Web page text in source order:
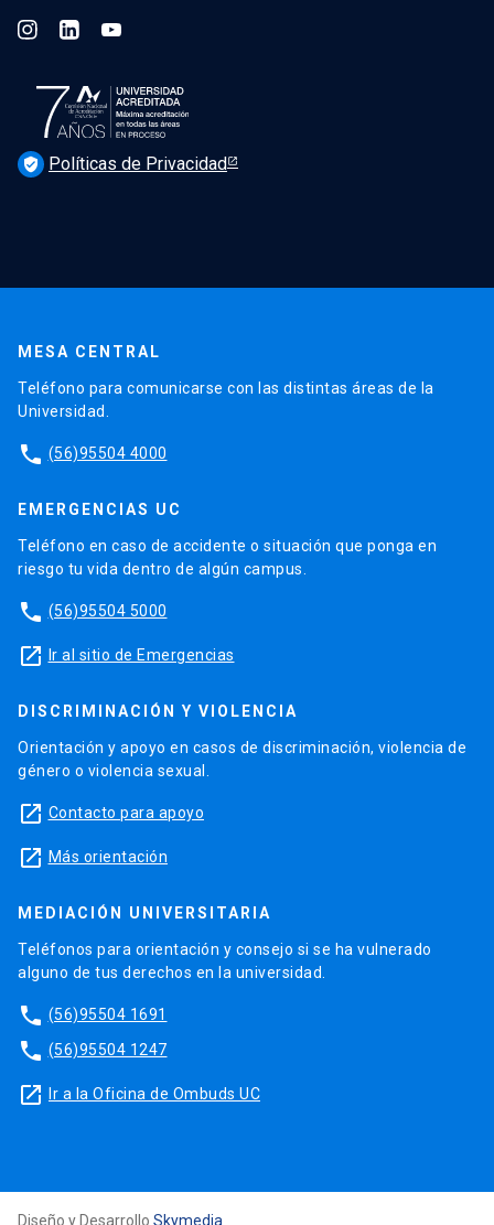
verified_user Políticas de Privacidad
MESA CENTRAL
Teléfono para comunicarse con las distintas áreas de la
Universidad.
phone (56)95504 4000
EMERGENCIAS UC
Teléfono en caso de accidente o situación que ponga en
riesgo tu vida dentro de algún campus.
phone (56)95504 5000
launch Ir al sitio de Emergencias
DISCRIMINACIÓN Y VIOLENCIA
Orientación y apoyo en casos de discriminación, violencia de
género o violencia sexual.
launch Contacto para apoyo
launch Más orientación
MEDIACIÓN UNIVERSITARIA
Teléfonos para orientación y consejo si se ha vulnerado
alguno de tus derechos en la universidad.
phone (56)95504 1691
phone (56)95504 1247
launch Ir a la Oficina de Ombuds UC
Diseño y Desarrollo Skymedia